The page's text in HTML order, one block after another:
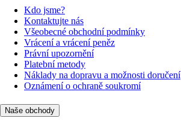
Kdo jsme?
Kontaktujte nás
Všeobecné obchodní podmínky
Vrácení a vrácení peněz
Právní upozornění
Platební metody
Náklady na dopravu a možnosti doručení
Oznámení o ochraně soukromí
Naše obchody